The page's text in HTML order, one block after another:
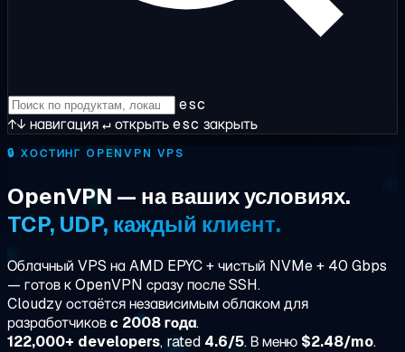
esc
↑↓ навигация↵открытьesc закрыть
🔒 ХОСТИНГ OPENVPN VPS
OpenVPN — на ваших условиях.
TCP, UDP, каждый клиент.
Облачный VPS на AMD EPYC + чистый NVMe + 40 Gbps
— готов к OpenVPN сразу после SSH.
Cloudzy остаётся независимым облаком для
разработчиковс 2008 года.
122,000+ developers, rated 4.6/5. В меню $2.48/mo.